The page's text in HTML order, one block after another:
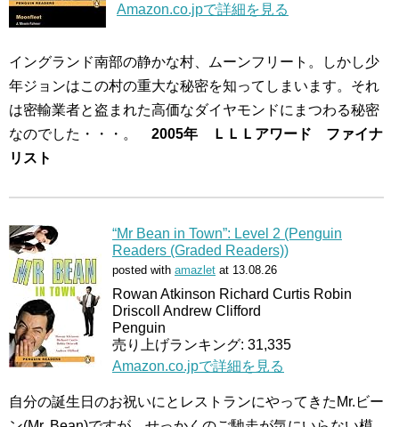
Amazon.co.jpで詳細を見る
イングランド南部の静かな村、ムーンフリート。しかし少
年ジョンはこの村の重大な秘密を知ってしまいます。それ
は密輸業者と盗まれた高価なダイヤモンドにまつわる秘密
なのでした・・・。 2005年 ＬＬＬアワード ファイナ
リスト
“Mr Bean in Town”: Level 2 (Penguin
Readers (Graded Readers))
posted with amazlet at 13.08.26
Rowan Atkinson Richard Curtis Robin
Driscoll Andrew Clifford
Penguin
売り上げランキング: 31,335
Amazon.co.jpで詳細を見る
自分の誕生日のお祝いにとレストランにやってきたMr.ビー